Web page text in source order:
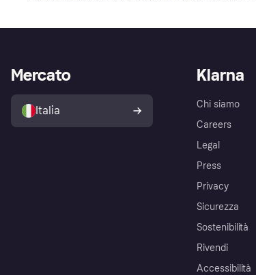
Klarna
Chi siamo
Careers
Legal
Press
Privacy
Sicurezza
Sostenibilità
Rivendi
Accessibilità
Mercato
Italia